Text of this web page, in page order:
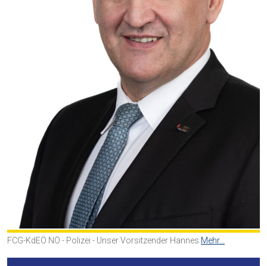
FCG-KdEÖ NÖ - Polizei - Unser Vorsitzender Hannes Mehr...